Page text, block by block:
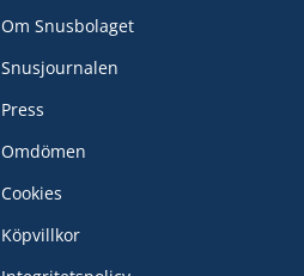
Om Snusbolaget
Snusjournalen
Press
Omdömen
Cookies
Köpvillkor